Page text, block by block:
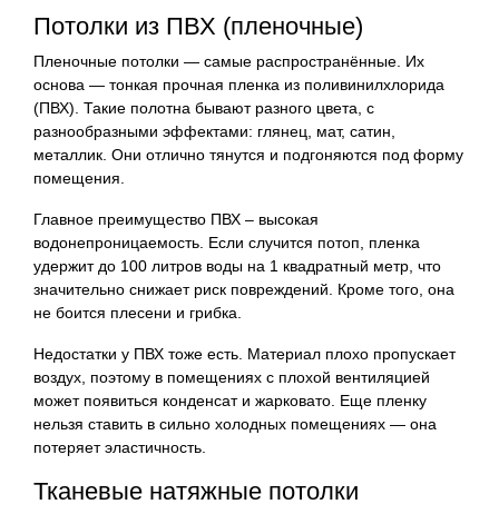
Потолки из ПВХ (пленочные)
Пленочные потолки — самые распространённые. Их
основа — тонкая прочная пленка из поливинилхлорида
(ПВХ). Такие полотна бывают разного цвета, с
разнообразными эффектами: глянец, мат, сатин,
металлик. Они отлично тянутся и подгоняются под форму
помещения.
Главное преимущество ПВХ – высокая
водонепроницаемость. Если случится потоп, пленка
удержит до 100 литров воды на 1 квадратный метр, что
значительно снижает риск повреждений. Кроме того, она
не боится плесени и грибка.
Недостатки у ПВХ тоже есть. Материал плохо пропускает
воздух, поэтому в помещениях с плохой вентиляцией
может появиться конденсат и жарковато. Еще пленку
нельзя ставить в сильно холодных помещениях — она
потеряет эластичность.
Тканевые натяжные потолки